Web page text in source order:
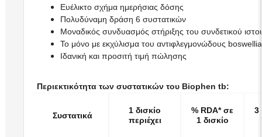
Ευέλικτο σχήμα ημερήσιας δόσης
Πολυδύναμη δράση 6 συστατικών
Μοναδικός συνδυασμός στήριξης του συνδετικού ιστού
Το μόνο με εκχύλισμα του αντιφλεγμονώδους boswellia
Ιδανική και προσιτή τιμή πώλησης
Περιεκτικότητα των συστατικών του Biophen tb:
Συστατικά
1 δισκίο
περιέχει
% RDA* σε
1 δισκίο
3